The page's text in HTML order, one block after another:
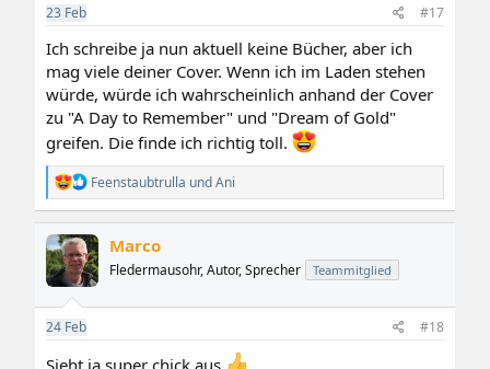
:
23 Feb #17
Ich schreibe ja nun aktuell keine Bücher, aber ich
mag viele deiner Cover. Wenn ich im Laden stehen
würde, würde ich wahrscheinlich anhand der Cover
zu "A Day to Remember" und "Dream of Gold"
greifen. Die finde ich richtig toll.
R
e
a
k
t
i
o
n
:
Feenstaubtrulla undAni
Marco
Fledermausohr, Autor, Sprecher Teammitglied
24 Feb #18
Sieht ja super chick aus